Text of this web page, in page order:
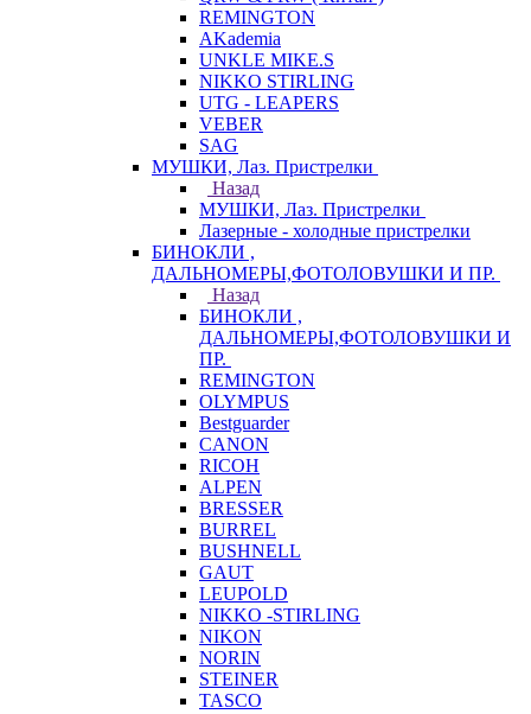
REMINGTON
AKademia
UNKLE MIKE.S
NIKKO STIRLING
UTG - LEAPERS
VEBER
SAG
МУШКИ, Лаз. Пристрелки
Назад
МУШКИ, Лаз. Пристрелки
Лазерные - холодные пристрелки
БИНОКЛИ ,
ДАЛЬНОМЕРЫ,ФОТОЛОВУШКИ И ПР.
Назад
БИНОКЛИ ,
ДАЛЬНОМЕРЫ,ФОТОЛОВУШКИ И
ПР.
REMINGTON
OLYMPUS
Bestguarder
CANON
RICOH
ALPEN
BRESSER
BURREL
BUSHNELL
GAUT
LEUPOLD
NIKKO -STIRLING
NIKON
NORIN
STEINER
TASCO